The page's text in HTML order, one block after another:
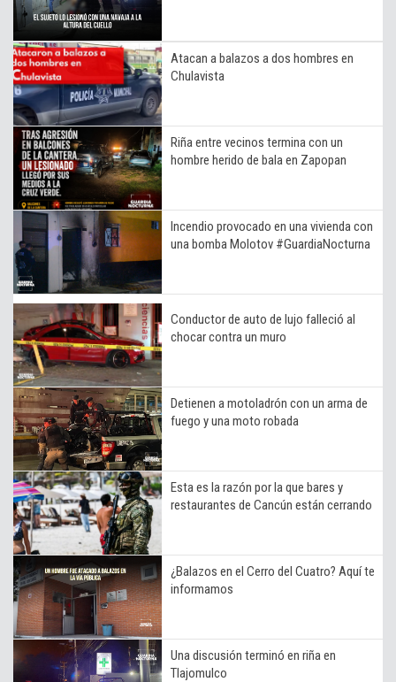
Atacan a balazos a dos hombres en
Chulavista
Riña entre vecinos termina con un
hombre herido de bala en Zapopan
Incendio provocado en una vivienda con
una bomba Molotov #GuardiaNocturna
Conductor de auto de lujo falleció al
chocar contra un muro
Detienen a motoladrón con un arma de
fuego y una moto robada
Esta es la razón por la que bares y
restaurantes de Cancún están cerrando
¿Balazos en el Cerro del Cuatro? Aquí te
informamos
Una discusión terminó en riña en
Tlajomulco